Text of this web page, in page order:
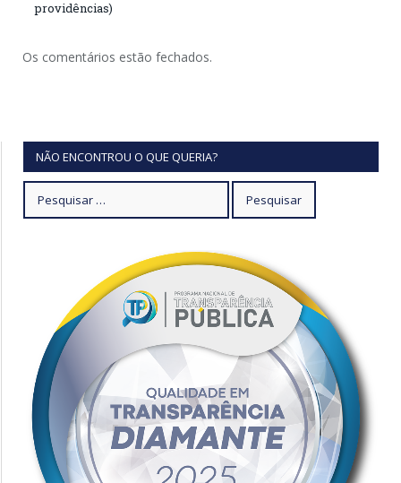
providências)
Os comentários estão fechados.
NÃO ENCONTROU O QUE QUERIA?